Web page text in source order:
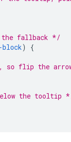
the fallback */
)
{
so flip the
the tooltip